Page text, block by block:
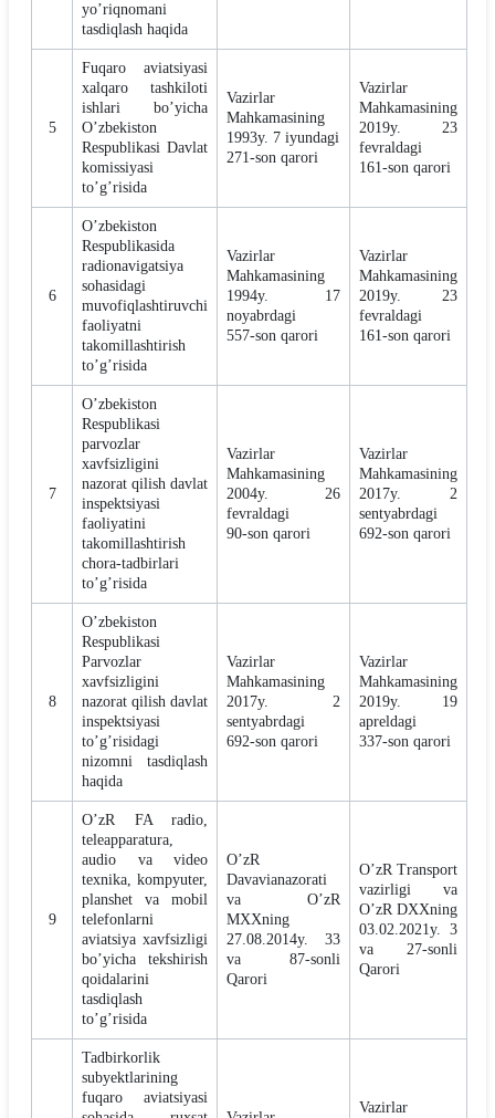
yoʼriqnomani
tasdiqlash haqida
5
Fuqaro aviatsiyasi
xalqaro tashkiloti
ishlari boʼyicha
Oʼzbekiston
Respublikasi Davlat
komissiyasi
toʼgʼrisida
Vazirlar
Mahkamasining
1993y. 7 iyundagi
271-son qarori
Vazirlar
Mahkamasining
2019y. 23
fevraldagi
161-son qarori
6
Oʼzbekiston
Respublikasida
radionavigatsiya
sohasidagi
muvofiqlashtiruvchi
faoliyatni
takomillashtirish
toʼgʼrisida
Vazirlar
Mahkamasining
1994y. 17
noyabrdagi
557-son qarori
Vazirlar
Mahkamasining
2019y. 23
fevraldagi
161-son qarori
7
Oʼzbekiston
Respublikasi
parvozlar
xavfsizligini
nazorat qilish davlat
inspektsiyasi
faoliyatini
takomillashtirish
chora-tadbirlari
toʼgʼrisida
Vazirlar
Mahkamasining
2004y. 26
fevraldagi
90-son qarori
Vazirlar
Mahkamasining
2017y. 2
sentyabrdagi
692-son qarori
8
Oʼzbekiston
Respublikasi
Parvozlar
xavfsizligini
nazorat qilish davlat
inspektsiyasi
toʼgʼrisidagi
nizomni tasdiqlash
haqida
Vazirlar
Mahkamasining
2017y. 2
sentyabrdagi
692-son qarori
Vazirlar
Mahkamasining
2019y. 19
apreldagi
337-son qarori
9
O’zR FA radio,
teleapparatura,
audio va video
texnika, kompyuter,
planshet va mobil
telefonlarni
aviatsiya xavfsizligi
bo’yicha tekshirish
qoidalarini
tasdiqlash
to’g’risida
OʼzR
Davavianazorati
va OʼzR
MXXning
27.08.2014y. 33
va 87-sonli
Qarori
OʼzR Transport
vazirligi va
OʼzR DXXning
03.02.2021y. 3
va 27-sonli
Qarori
Tadbirkorlik
subyektlarining
fuqaro aviatsiyasi
Vazirlar